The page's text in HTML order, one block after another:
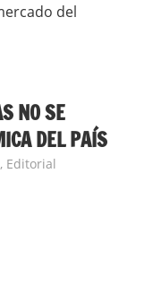
del
NO SE
DEL PAÍS
, Editorial